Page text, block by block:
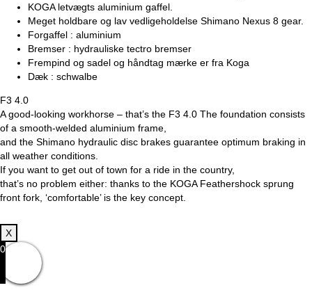
KOGA letvægts aluminium gaffel.
Meget holdbare og lav vedligeholdelse Shimano Nexus 8 gear.
Forgaffel : aluminium
Bremser : hydrauliske tectro bremser
Frempind og sadel og håndtag mærke er fra Koga
Dæk : schwalbe
F3 4.0
A good-looking workhorse – that’s the F3 4.0 The foundation consists
of a smooth-welded aluminium frame,
and the Shimano hydraulic disc brakes guarantee optimum braking in
all weather conditions.
If you want to get out of town for a ride in the country,
that’s no problem either: thanks to the KOGA Feathershock sprung
front fork, ‘comfortable’ is the key concept.
X
0